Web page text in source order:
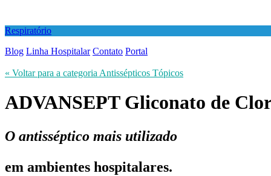
Respiratório
Blog Linha Hospitalar Contato Portal
« Voltar para a categoria Antissépticos Tópicos
ADVANSEPT Gliconato de
O antisséptico mais utilizado
em ambientes hospitalares.